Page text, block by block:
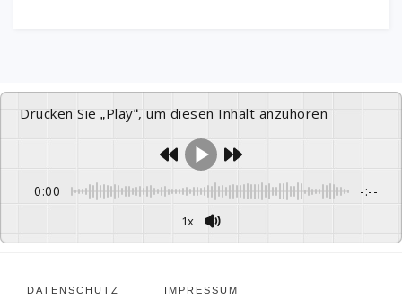
Drücken Sie „Play“, um diesen Inhalt anzuhören
0:00 -:--
1x
DATENSCHUTZ IMPRESSUM